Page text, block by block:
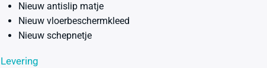
Nieuw antislip matje
Nieuw vloerbeschermkleed
Nieuw schepnetje
Levering